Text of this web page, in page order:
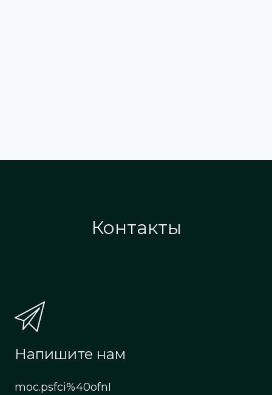
Контакты
Напишите нам
moc.psfci%40ofnI